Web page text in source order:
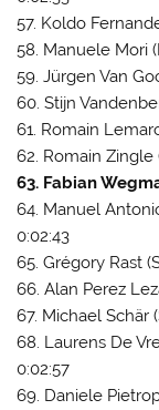
57. Koldo
58. Manuele Mori
59. Jürgen Van
60. Stijn
61. Romain
62. Romain Zingle
63. Fabian
64. Manuel
0:02:43
65. Grégory Rast
66. Alan Perez
67. Michael Schär
68. Laurens De
0:02:57
69. Daniele